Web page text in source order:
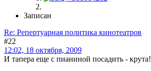
Записан
Re: Репертуарная политика кинотеатров
#22
12:02, 18 октября, 2009
И тапера еще с пианиной посадить - крута!